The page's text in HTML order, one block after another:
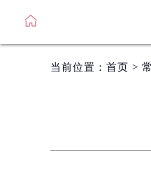
当前位置： 首页 >